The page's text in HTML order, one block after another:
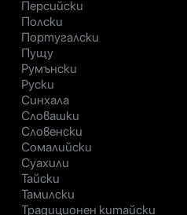
Персийски
Полски
Португалски
Пущу
Румънски
Руски
Синхала
Словашки
Словенски
Сомалийски
Суахили
Тайски
Тамилски
Традиционен китайски